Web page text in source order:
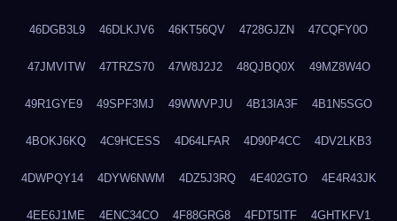
46DGB3L9 46DLKJV6 46KT56QV 4728GJZN 47CQFY0O
47JMVITW 47TRZS70 47W8J2J2 48QJBQ0X 49MZ8W4O
49R1GYE9 49SPF3MJ 49WWVPJU 4B13IA3F 4B1N5SGO
4BOKJ6KQ 4C9HCESS 4D64LFAR 4D90P4CC 4DV2LKB3
4DWPQY14 4DYW6NWM 4DZ5J3RQ 4E402GTO 4E4R43JK
4EE6J1ME 4ENC34CO 4F88GRG8 4FDT5ITF 4GHTKFV1